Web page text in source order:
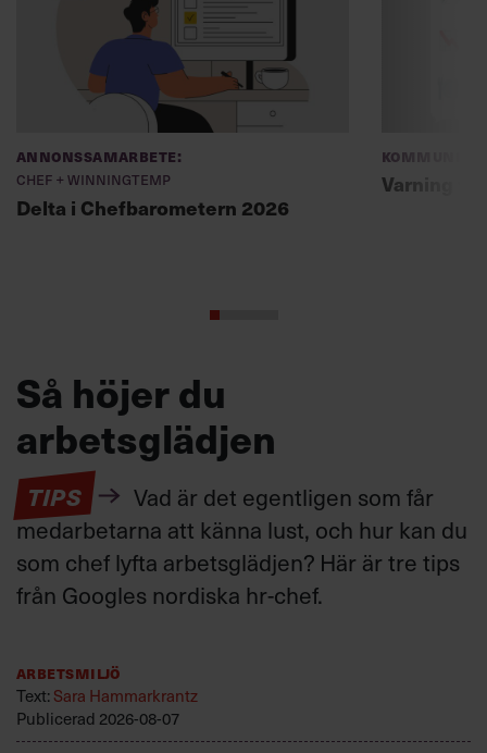
Annonssamarbete:
Chef + Winningtemp
Delta i Chefbarometern 2026
Varning
Så höjer du
arbetsglädjen
TIPS
Vad är det egentligen som får
medarbetarna att känna lust, och hur kan du
som chef lyfta arbetsglädjen? Här är tre tips
från Googles nordiska hr-chef.
Arbetsmiljö
Text:Sara Hammarkrantz
Publicerad 2026-08-07